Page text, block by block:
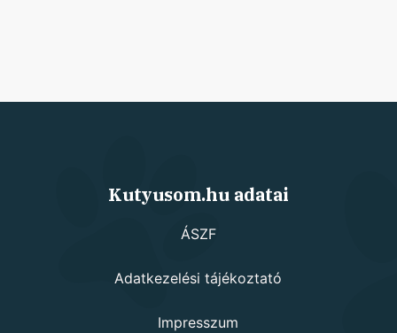
Kutyusom.hu adatai
ÁSZF
Adatkezelési tájékoztató
Impresszum